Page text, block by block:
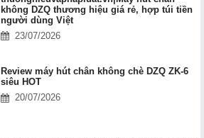
không DZQ thương hiệu giá rẻ, hợp túi tiền
người dùng Việt
23/07/2026
Review máy hút chân không chè DZQ ZK-6
siêu HOT
20/07/2026